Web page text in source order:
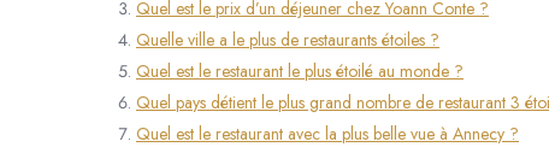
Quel est le prix d’un déjeuner chez Yoann Conte ?
Quelle ville a le plus de restaurants étoiles ?
Quel est le restaurant le plus étoilé au monde ?
Quel pays détient le plus grand nombre de restaurant 3
Quel est le restaurant avec la plus belle vue à Annecy ?